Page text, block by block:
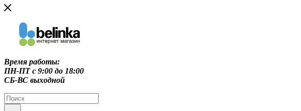
Время работы:
ПН-ПТ c 9:00 до 18:00
СБ-ВС выходной